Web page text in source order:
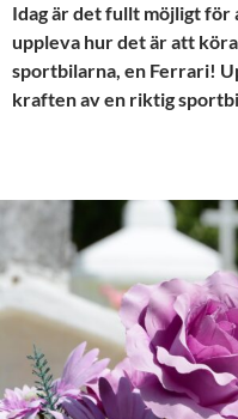
Idag är det fullt möjligt
uppleva hur det är att
sportbilarna, en Ferrari!
kraften av en riktig